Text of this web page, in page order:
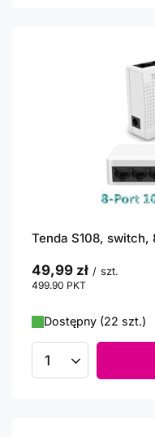
Tenda S108,
49,99 zł / szt.
499.90 PKT
Dostępny (22 szt.)
Ilość produktów